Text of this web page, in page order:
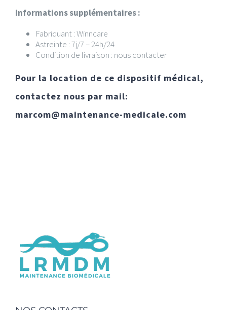
Informations supplémentaires :
Fabriquant : Winncare
Astreinte : 7j/7 – 24h/24
Condition de livraison : nous contacter
Pour la location de ce dispositif médical,
contactez nous par mail:
marcom@maintenance-medicale.com